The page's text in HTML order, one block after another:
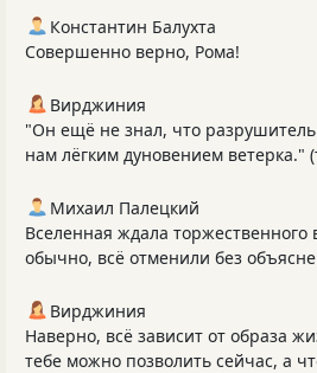
Константин Балухта
Совершенно верно, Рома!
Вирджиния
"Он ещё не знал, что
нам лёгким дуновением ветерка."
Михаил Палецкий
Вселенная ждала
обычно, всё отменили без
Вирджиния
Наверно, всё зависит от образа
тебе можно позволить сейчас, а